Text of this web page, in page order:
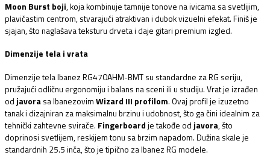
Moon Burst boji, koja kombinuje tamnije tonove na ivicama sa svetlijim,
plavičastim centrom, stvarajući atraktivan i dubok vizuelni efekat. Finiš je
sjajan, što naglašava teksturu drveta i daje gitari premium izgled.
Dimenzije tela i vrata
Dimenzije tela Ibanez RG470AHM-BMT su standardne za RG seriju,
pružajući odličnu ergonomiju i balans na sceni ili u studiju. Vrat je izrađen
od javora sa Ibanezovim Wizard III profilom. Ovaj profil je izuzetno
tanak i dizajniran za maksimalnu brzinu i udobnost, što ga čini idealnim za
tehnički zahtevne svirače. Fingerboard je takođe od javora, što
doprinosi svetlijem, reskijem tonu sa brzim napadom. Dužina skale je
standardnih 25.5 inča, što je tipično za Ibanez RG modele.